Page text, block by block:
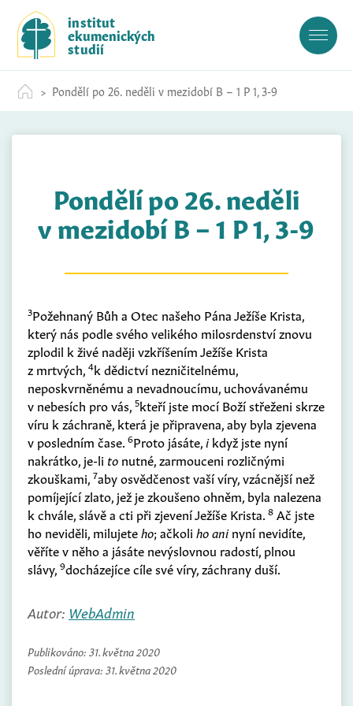
c
institut
ekumenických
studií
Pondělí po 26. neděli v mezidobí B – 1 P 1, 3-9
Pondělí po 26. neděli
v mezidobí B – 1 P 1, 3-9
3Požehnaný Bůh a Otec našeho Pána Ježíše Krista,
který nás podle svého velikého milosrdenství znovu
zplodil k živé naději vzkříšením Ježíše Krista
z mrtvých, 4k dědictví nezničitelnému,
neposkvrněnému a nevadnoucímu, uchovávanému
v nebesích pro vás, 5kteří jste mocí Boží střeženi skrze
víru k záchraně, která je připravena, aby byla zjevena
v posledním čase. 6Proto jásáte,ikdyž jste nyní
nakrátko, je-li to nutné, zarmouceni rozličnými
zkouškami, 7aby osvědčenost vaší víry, vzácnější než
pomíjející zlato, jež je zkoušeno ohněm, byla nalezena
k chvále, slávě a cti při zjevení Ježíše Krista. 8 Ač jste
ho neviděli, milujeteho; ačkoli ho aninyní nevidíte,
věříte v něho a jásáte nevýslovnou radostí, plnou
slávy, 9docházejíce cíle své víry, záchrany duší.
Autor: WebAdmin
Publikováno: 31. května 2020
Poslední úprava: 31. května 2020